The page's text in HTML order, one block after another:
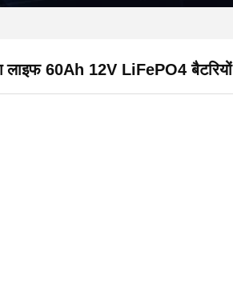
लाइफ 60Ah 12V LiFePO4 बैटरियों